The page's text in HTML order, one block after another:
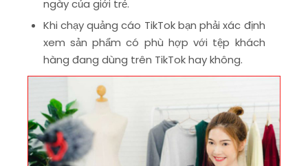
ngày của giới trẻ.
Khi chạy quảng cáo TikTok bạn phải xác định
xem sản phẩm có phù hợp với tệp khách
hàng đang dùng trên TikTok hay không.